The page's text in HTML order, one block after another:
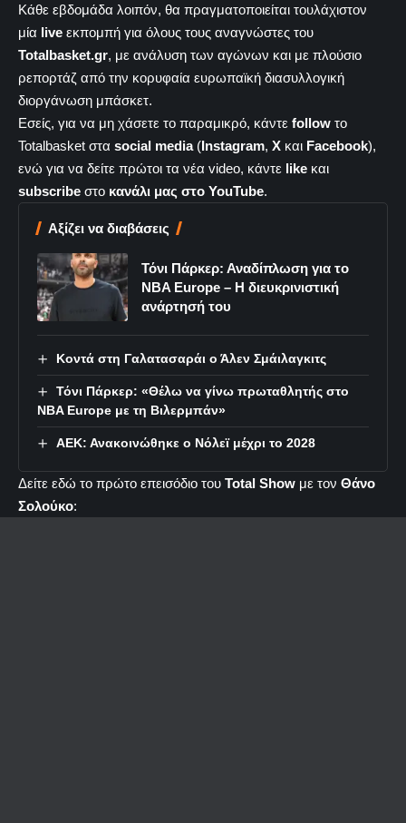
Κάθε εβδομάδα λοιπόν, θα πραγματοποιείται τουλάχιστον
μία live εκπομπή για όλους τους αναγνώστες του
Totalbasket.gr, με ανάλυση των αγώνων και με πλούσιο
ρεπορτάζ από την κορυφαία ευρωπαϊκή διασυλλογική
διοργάνωση μπάσκετ.
Εσείς, για να μη χάσετε το παραμικρό, κάντε follow το
Totalbasket στα social media(Instagram, X και Facebook),
ενώ για να δείτε πρώτοι τα νέα video, κάντε like και
subscribe στο κανάλι μας στο YouTube.
Αξίζει να διαβάσεις
Τόνι Πάρκερ: Αναδίπλωση για το
NBA Europe – Η διευκρινιστική
ανάρτησή του
Κοντά στη Γαλατασαράι ο Άλεν Σμάιλαγκιτς
Τόνι Πάρκερ: «Θέλω να γίνω πρωταθλητής στο
NBA Europe με τη Βιλερμπάν»
ΑΕΚ: Ανακοινώθηκε ο Νόλεϊ μέχρι το 2028
Δείτε εδώ το πρώτο επεισόδιο του Total Show με τον Θάνο
Σολούκο: